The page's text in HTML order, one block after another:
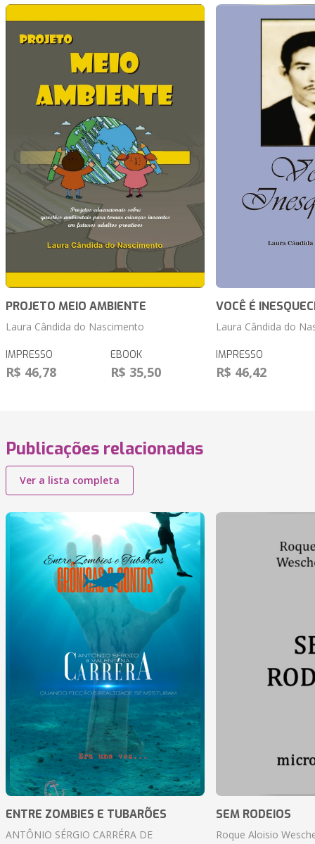
PROJETO MEIO AMBIENTE
Laura Cândida do Nascimento
IMPRESSO
R$ 46,78
EBOOK
R$ 35,50
VOCÊ É
Laura Cândida do
IMPRESSO
R$ 46,42
Publicações relacionadas
Ver a lista completa
ENTRE ZOMBIES E TUBARÕES
ANTÔNIO SÉRGIO CARRÉRA DE
SEM RODEIOS
Roque Aloisio